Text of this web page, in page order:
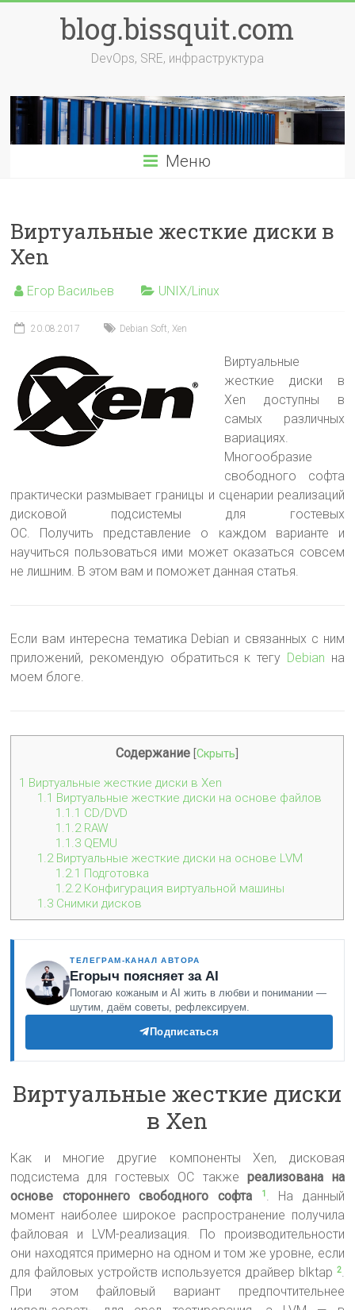
содержимомуblog.bissquit.com
DevOps, SRE, инфраструктура
Меню
Виртуальные жесткие диски в
Xen
Егор Васильев UNIX/Linux
20.08.2017 Debian Soft,Xen
Виртуальные
жесткие диски в
Xen доступны в
самых различных
вариациях.
Многообразие
свободного софта
практически размывает границы и сценарии реализаций
дисковой подсистемы для гостевых
ОС. Получить представление о каждом варианте и
научиться пользоваться ими может оказаться совсем
не лишним. В этом вам и поможет данная статья.
Если вам интересна тематика Debian и связанных с ним
приложений, рекомендую обратиться к тегу Debian на
моем блоге.
Содержание [Скрыть
1 Виртуальные жесткие диски в Xen
1.1 Виртуальные жесткие диски на основе файлов
1.1.1 CD/DVD
1.1.2RAW
1.1.3 QEMU
1.2Виртуальные жесткие диски на основе LVM
1.2.1 Подготовка
1.2.2Конфигурация виртуальной машины
1.3 Снимки дисков
ТЕЛЕГРАМ-КАНАЛ АВТОРА
Егорыч поясняет за AI
Помогаю кожаным и AI жить в любви и понимании —
шутим, даём советы, рефлексируем.
Подписаться
Виртуальные жесткие диски
в Xen
Как и многие другие компоненты Xen, дисковая
подсистема для гостевых ОС также реализована на
основе стороннего свободного софта
1 . На данный
момент наиболее широкое распространение получила
файловая и LVM-реализация. По производительности
они находятся примерно на одном и том же уровне, если
для файловых устройств используется драйвер blktap 2.
При этом файловый вариант предпочтительнее